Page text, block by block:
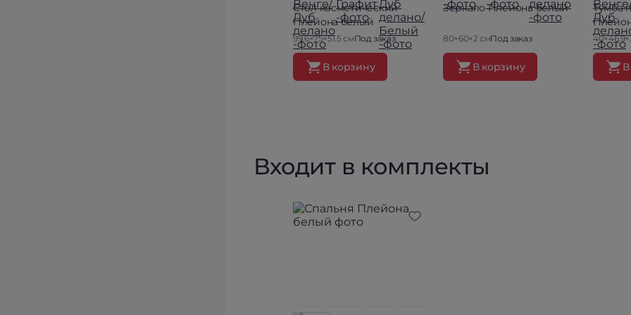
Стол косметический
Плейона белый
99.6×75×51.5 смПод заказ
В корзину
Зеркало Плейона белый
80×60×2 смПод заказ
В корзину
Тумба
Входит в комплекты